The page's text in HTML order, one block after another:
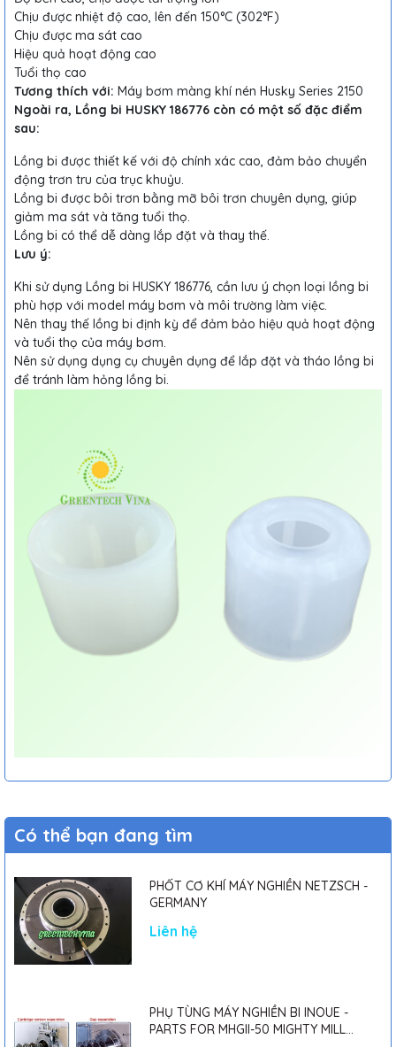
Chịu được nhiệt độ cao, lên đến 150°C (302°F)
Chịu được ma sát cao
Hiệu quả hoạt động cao
Tuổi thọ cao
Tương thích với: Máy bơm màng khí nén Husky Series 2150
Ngoài ra, Lồng bi HUSKY 186776 còn có một số đặc điểm
sau:
Lồng bi được thiết kế với độ chính xác cao, đảm bảo chuyển
động trơn tru của trục khuỷu.
Lồng bi được bôi trơn bằng mỡ bôi trơn chuyên dụng, giúp
giảm ma sát và tăng tuổi thọ.
Lồng bi có thể dễ dàng lắp đặt và thay thế.
Lưu ý:
Khi sử dụng Lồng bi HUSKY 186776, cần lưu ý chọn loại lồng bi
phù hợp với model máy bơm và môi trường làm việc.
Nên thay thế lồng bi định kỳ để đảm bảo hiệu quả hoạt động
và tuổi thọ của máy bơm.
Nên sử dụng dụng cụ chuyên dụng để lắp đặt và tháo lồng bi
để tránh làm hỏng lồng bi.
Có thể bạn đang tìm
PHỐT CƠ KHÍ MÁY NGHIỀN NETZSCH -
GERMANY
Liên hệ
PHỤ TÙNG MÁY NGHIỀN BI INOUE -
PARTS FOR MHGII-50 MIGHTY MILL